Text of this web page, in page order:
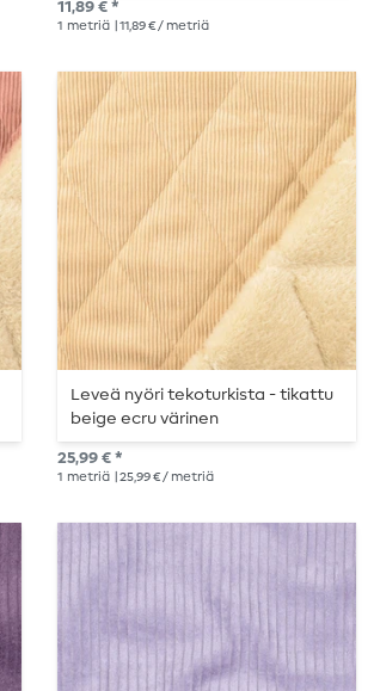
11,89 € *
1 metriä | 11,89 € / metriä
Leveä nyöri tekoturkista - tikattu
beige ecru värinen
25,99 € *
1 metriä | 25,99 € / metriä